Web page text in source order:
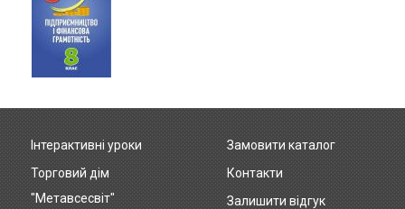
Footer
menu
Інтерактивні уроки
Торговий дім
"Метавсесвіт"
Замовити каталог
Контакти
Залишити відгук